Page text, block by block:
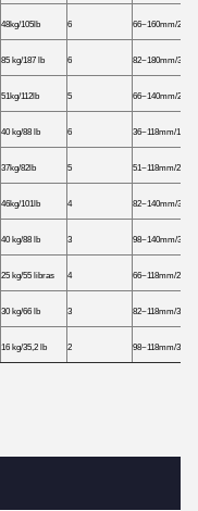
48kg/105lb 6 66~160mm/
85 kg/187 lb 6 82~180mm/
51kg/112lb 5 66~140mm/
40 kg/88 lb 6 36~118mm/
37kg/82lb 5 51~118mm/
46kg/101lb 4 82~140mm/
40 kg/88 lb 3 98~140mm/
25 kg/55 libras 4 66~118mm/
30 kg/66 lb 3 82~118mm/
16 kg/35,2 lb 2 98~118mm/